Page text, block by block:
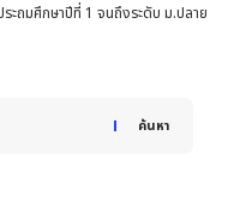
ระถมศึกษาปีที่ 1 จนถึงระดับ ม.ปลาย
ค้นหา
available use up and